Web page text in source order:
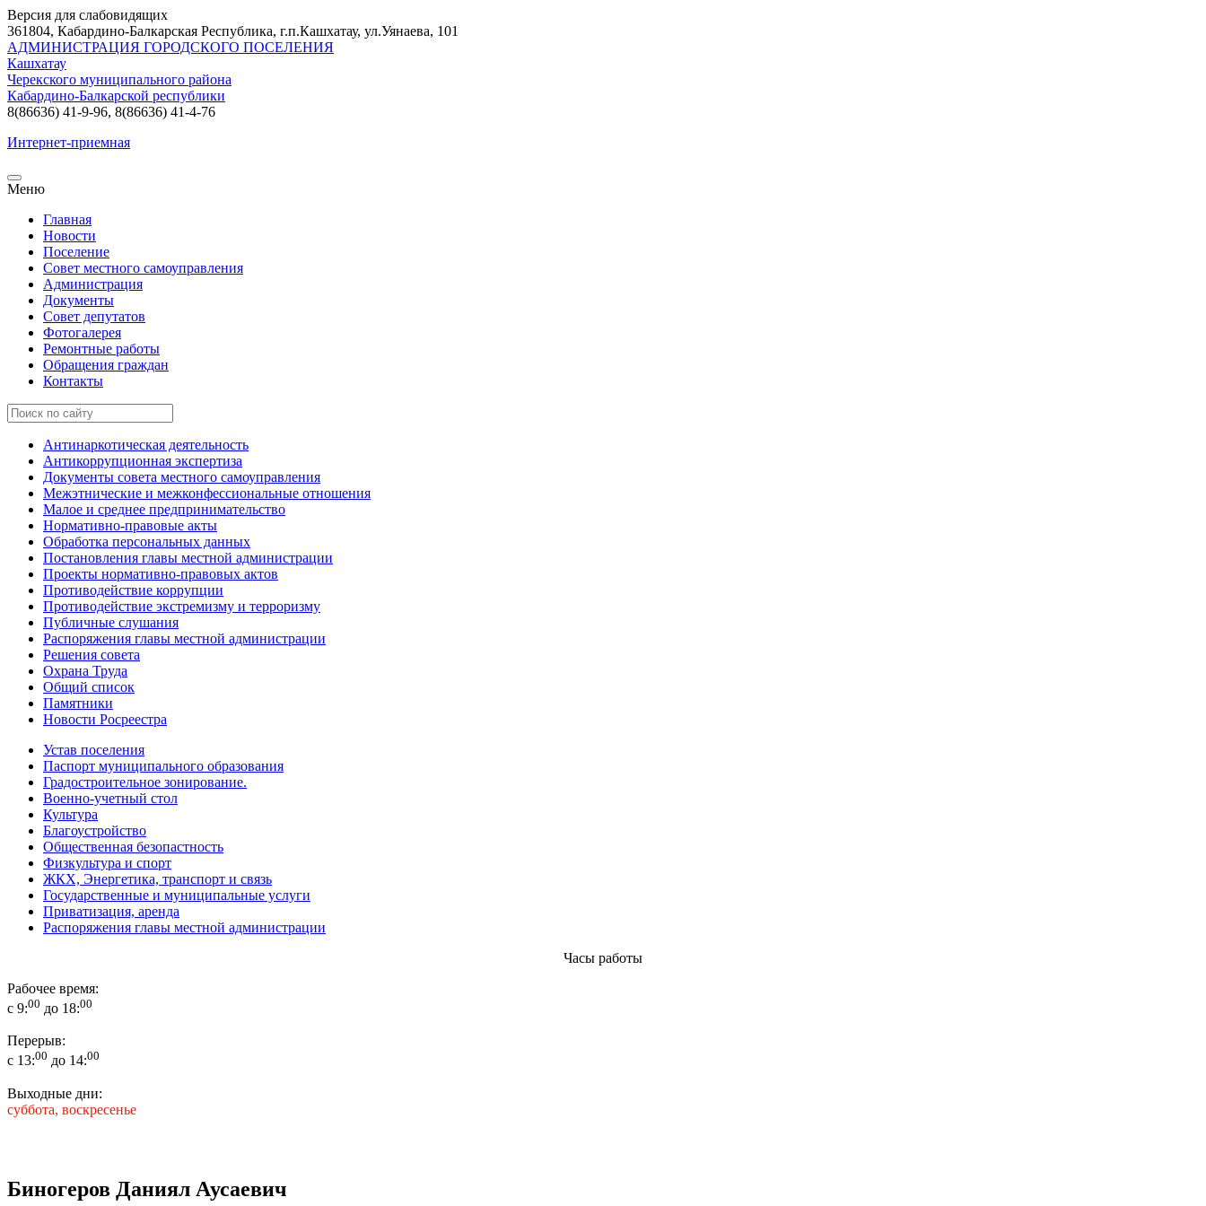
Версия для слабовидящих
361804, Кабардино-Балкарская Республика, г.п.Кашхатау, ул.Уянаева, 101
АДМИНИСТРАЦИЯ ГОРОДСКОГО ПОСЕЛЕНИЯ
Кашхатау
Черекского муниципального района
Кабардино-Балкарской республики
8(86636) 41-9-96, 8(86636) 41-4-76
Интернет-приемная
Меню
Главная
Новости
Поселение
Совет местного самоуправления
Администрация
Документы
Совет депутатов
Фотогалерея
Ремонтные работы
Обращения граждан
Контакты
Антинаркотическая деятельность
Антикоррупционная экспертиза
Документы совета местного самоуправления
Межэтнические и межконфессиональные отношения
Малое и среднее предпринимательство
Нормативно-правовые акты
Обработка персональных данных
Постановления главы местной администрации
Проекты нормативно-правовых актов
Противодействие коррупции
Противодействие экстремизму и терроризму
Публичные слушания
Распоряжения главы местной администрации
Решения совета
Охрана Труда
Общий список
Памятники
Новости Росреестра
Устав поселения
Паспорт муниципального образования
Градостроительное зонирование.
Военно-учетный стол
Культура
Благоустройство
Общественная безопастность
Физкультура и спорт
ЖКХ, Энергетика, транспорт и связь
Государственные и муниципальные услуги
Приватизация, аренда
Распоряжения главы местной администрации
Часы работы
Рабочее время:
с 9:00 до 18:00
Перерыв:
с 13:00 до 14:00
Выходные дни:
суббота, воскресенье
Биногеров Даниял Аусаевич